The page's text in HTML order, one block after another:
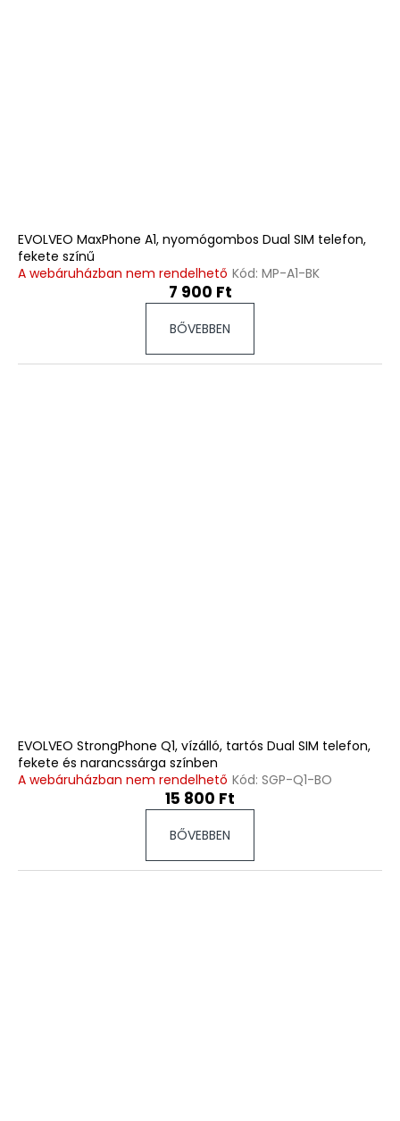
EVOLVEO MaxPhone A1, nyomógombos Dual SIM telefon,
fekete színű
A webáruházban nem rendelhető Kód: MP-A1-BK
7 900 Ft
BŐVEBBEN
EVOLVEO StrongPhone Q1, vízálló, tartós Dual SIM telefon,
fekete és narancssárga színben
A webáruházban nem rendelhető Kód: SGP-Q1-BO
15 800 Ft
BŐVEBBEN